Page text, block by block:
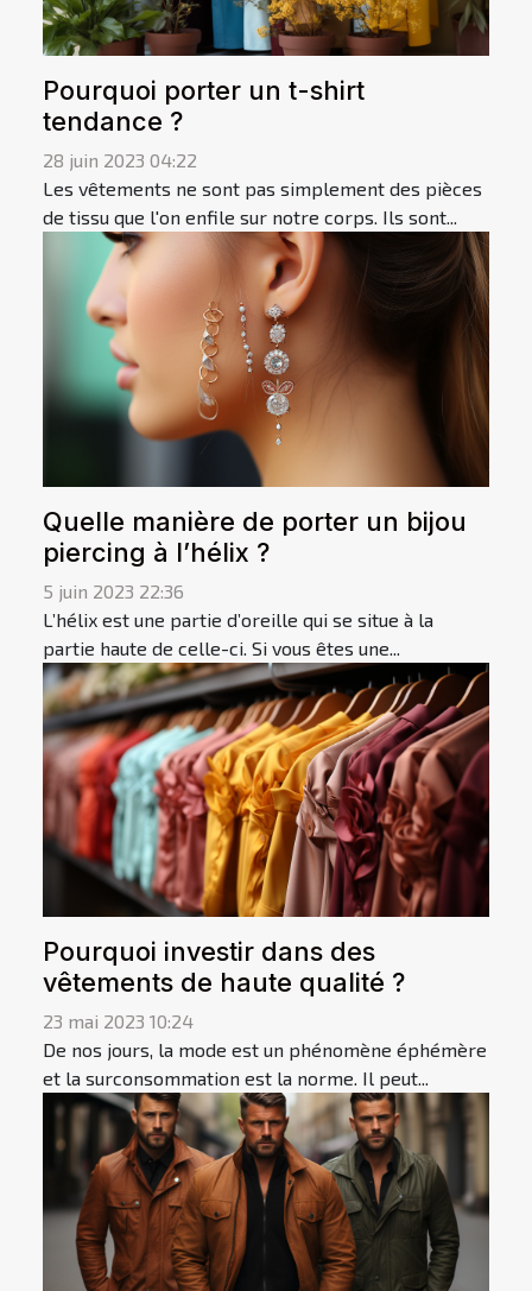
Pourquoi porter un t-shirt
tendance ?
28 juin 2023 04:22
Les vêtements ne sont pas simplement des pièces
de tissu que l'on enfile sur notre corps. Ils sont...
Quelle manière de porter un bijou
piercing à l’hélix ?
5 juin 2023 22:36
L’hélix est une partie d’oreille qui se situe à la
partie haute de celle-ci. Si vous êtes une...
Pourquoi investir dans des
vêtements de haute qualité ?
23 mai 2023 10:24
De nos jours, la mode est un phénomène éphémère
et la surconsommation est la norme. Il peut...